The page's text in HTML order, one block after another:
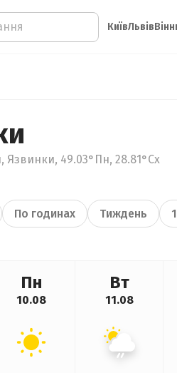
КиївЛьвів
Язвинки, 49.03°Пн, 28.81°Сх
По годинах Тиждень
Пн
10.08
Вт
11.08